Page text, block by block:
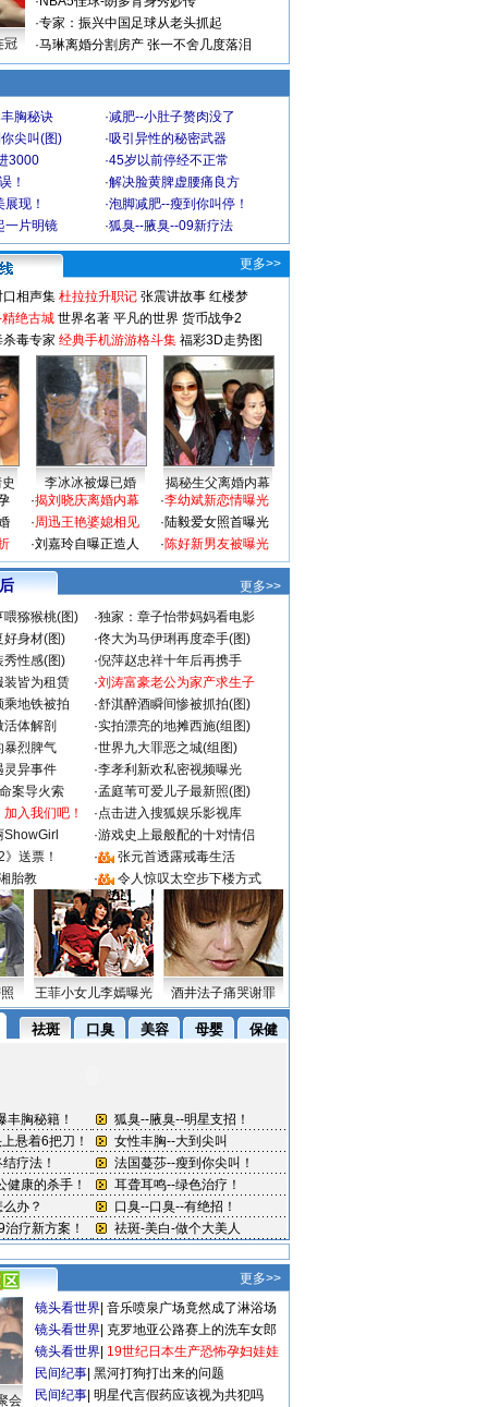
冠
·专家：振兴中国足球从老头抓起
·马琳离婚分割房产 张一不舍几度落泪
胸秘诀 ·减肥--小肚子赘肉没了
尖叫(图)
·吸引异性的秘密武器
3000
·45岁以前停经不正常
！
·解决脸黄脾虚腰痛良方
现！
·泡脚减肥--瘦到你叫停！
一片明镜
·狐臭--腋臭--09新疗法
更多>>
口相声集 杜拉拉升职记 张震讲故事 红楼梦
绝古城 世界名著 平凡的世界 货币战争2
毒专家 经典手机游游格斗集 福彩3D走势图
李冰冰被爆已婚
揭秘生父离婚内幕
·揭刘晓庆离婚内幕
·周迅王艳婆媳相见
·刘嘉玲自曝正造人
·李幼斌新恋情曝光
·陆毅爱女照首曝光
·陈好新男友被曝光
更多>>
喂猕猴桃(图)
·独家：章子怡带妈妈看电影
好身材(图)
·佟大为马伊琍再度牵手(图)
秀性感(图)
·倪萍赵忠祥十年后再携手
装皆为租赁
·刘涛富豪老公为家产求生子
乘地铁被拍
·舒淇醉酒瞬间惨被抓拍(图)
体解剖
·实拍漂亮的地摊西施(组图)
暴烈脾气
·世界九大罪恶之城(组图)
灵异事件
·李孝利新欢私密视频曝光
案导火索
·孟庭苇可爱儿子最新照(图)
入我们吧！
·点击进入搜狐娱乐影视库
·游戏史上最般配的十对情侣
送票！
·
张元首透露戒毒生活
胎教
· 令人惊叹太空步下楼方式
王菲小女儿李嫣曝光 酒井法子痛哭谢罪
更多>>
会
镜头看世界 音乐喷泉广场竟然成了淋浴场
镜头看世界 克罗地亚公路赛上的洗车女郎
镜头看世界 19世纪日本生产恐怖孕妇娃娃
民间纪事 黑河打狗打出来的问题
民间纪事 明星代言假药应该视为共犯吗